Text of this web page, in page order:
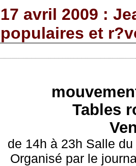
17 avril 2009 :
populaires et
Tables
de 14h à 23h Salle
Organisé par le